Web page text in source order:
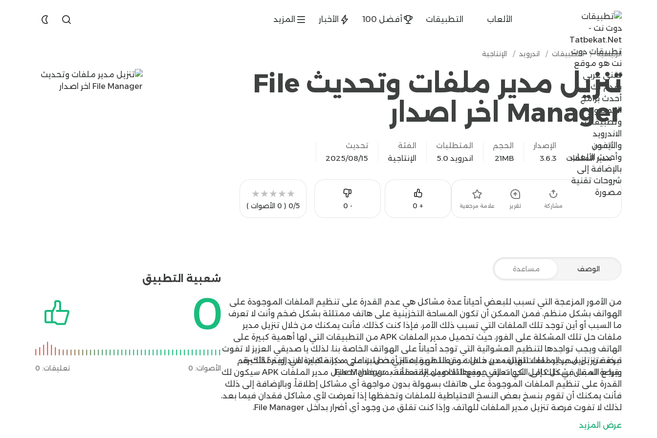
tatbekat.net
Find
الألعاب التطبيقات أفضل 100 الأخبار المزيد
الرئيسية / التطبيقات / اندرويد / الإنتاجية
تنزيل مدير ملفات وتحديث File
Manager اخر اصدار
الاسم
مدير الملفات
الإصدار
3.6.3
الحجم
21MB
المتطلبات
اندرويد 5.0
الفئة
الإنتاجية
تحديث
15‏/08‏/2025
+
0
Like -
0
تحميل
مشاركة تقرير علامة مرجعية
★
★
★
★
★
0/5 ( 0 الأصوات )
الوصف مساعدة
من الأمور المزعجة التي تسبب للبعض أحياناً عدة مشاكل هي عدم القدرة على تنظيم الملفات الموجودة على
الهواتف بشكل منظم، فمن الممكن أن تكون المساحة التخزينية على هاتف ممتلئة بشكل ضخم وأنت لا تعرف
ما السبب أو أين توجد تلك الملفات التي تسبب ذلك الأمر، فإذا كنت كذلك، فأنت يمكنك من خلال تنزيل مدير
ملفات حل تلك المشكلة على الفور، حيث تحميل مدير الملفات APK من التطبيقات التي لها أهمية كبيرة على
الهاتف ويجب تواجدها لتنظيم العشوائية التي توجد أحياناً على الهواتف الخاصة بنا، لذلك يا صديقي العزيز لا تفوت
فرصة تنزيل مدير الملفات للهاتف من خلال موقعنا، فهو يعتبر أفضل برنامج مدير ملفات للاندرويد، لذلك قم
بقراءة المقال بشكل كامل لكي تعرف جميع التفاصيل المتعلقة بـ File Manager.
نبذة عن تنزيل مدير ملفاتتنزيل مدير ملفات من التطبيقات التي حصلت على مكانة كبيرة في الفترة الأخيرة،
ويرجع السبب في ذلك إلى الأدوات التي يوفرها لك ومميزاته، فأنت من خلال تحميل مدير الملفات APK سيكون لك
القدرة على تنظيم الملفات الموجودة على هاتفك بسهولة بدون مواجهة أي مشاكل إطلاقاً، وبالإضافة إلى ذلك
فأنت يمكنك أن تقوم بنسخ بعض النسخ الاحتياطية للملفات وتحفظها إذا تعرضت لأي مشاكل فقدان فيما بعد،
لذلك لا تفوت فرصة تنزيل مدير الملفات للهاتف، وإذا كنت تقلق من وجود أي أضرار بداخل File Manager،
فاطمئن تماماً يا صديقي، فهو أفضل برنامج مدير ملفات للاندرويد ولا يمكن أن يضر هاتفك بأي شيء، لذلك قم
بتحميله على الفور وسوف تجد طريقة التنزيل من خلال الفقرة الموجودة في الأسفل.
عرض المزيد
شعبية التطبيق
0
الأصوات: 0 تعليقات: 0